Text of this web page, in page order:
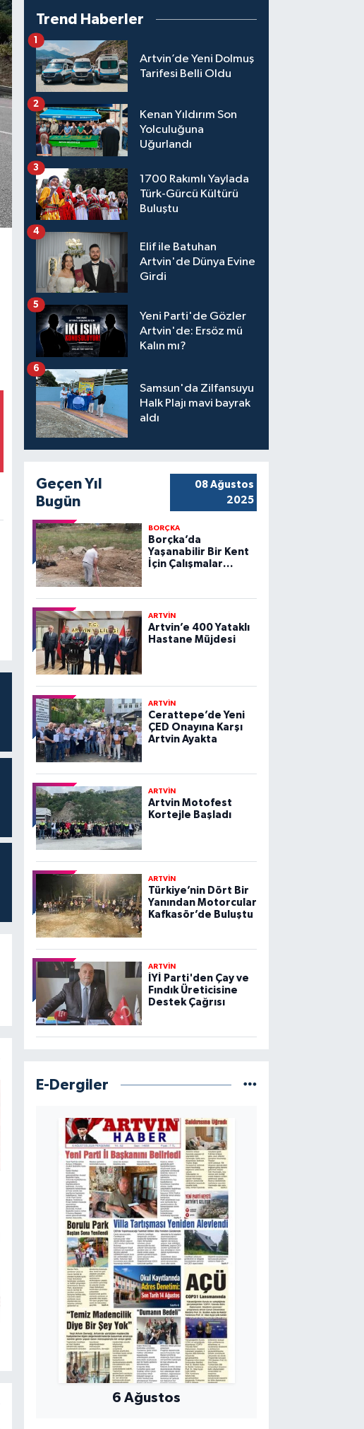
Trend Haberler
Artvin’de Yeni Dolmuş
Tarifesi Belli Oldu
1
Kenan Yıldırım Son
Yolculuğuna
Uğurlandı
2
1700 Rakımlı Yaylada
Türk-Gürcü Kültürü
Buluştu
3
Elif ile Batuhan
Artvin'de Dünya Evine
Girdi
4
Yeni Parti'de Gözler
Artvin'de: Ersöz mü
Kalın mı?
5
Samsun'da Zilfansuyu
Halk Plajı mavi bayrak
aldı
6
Geçen Yıl
Bugün
08 Ağustos
2025
BORÇKA
Borçka’da
Yaşanabilir Bir Kent
İçin Çalışmalar
ARTVİN
Artvin’e 400 Yataklı
Hastane Müjdesi
ARTVİN
Cerattepe’de Yeni
ÇED Onayına Karşı
Artvin Ayakta
ARTVİN
Artvin Motofest
Kortejle Başladı
ARTVİN
Türkiye’nin Dört Bir
Yanından Motorcular
Kafkasör’de Buluştu
ARTVİN
İYİ Parti'den Çay ve
Fındık Üreticisine
Destek Çağrısı
E-Dergiler
6 Ağustos